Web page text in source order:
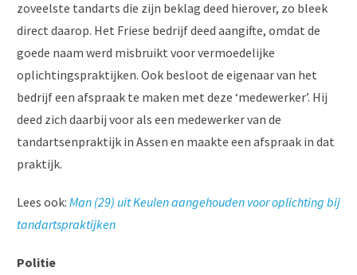
zoveelste tandarts die zijn beklag deed hierover, zo bleek
direct daarop. Het Friese bedrijf deed aangifte, omdat de
goede naam werd misbruikt voor vermoedelijke
oplichtingspraktijken. Ook besloot de eigenaar van het
bedrijf een afspraak te maken met deze ‘medewerker’. Hij
deed zich daarbij voor als een medewerker van de
tandartsenpraktijk in Assen en maakte een afspraak in dat
praktijk.
Lees ook: Man (29) uit Keulen aangehouden voor oplichting bij
tandartspraktijken
Politie